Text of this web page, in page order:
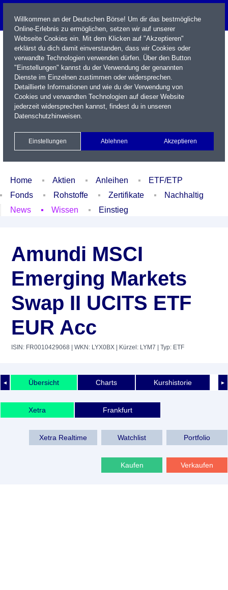
Name / WKN / ISIN / Kürzel
Xetra Realtime
Watchlist Portfolio Login
Home Aktien Anleihen
ETF/ETP
Fonds
Rohstoffe Zertifikate
Nachhaltig
News
Wissen Einstieg
Amundi MSCI
Emerging Markets
Swap II UCITS ETF
EUR Acc
ISIN: FR0010429068 | WKN: LYX0BX | Kürzel: LYM7 | Typ: ETF
◄ ►
Übersicht Charts Kurshistorie
Xetra Frankfurt
Xetra Realtime Watchlist Portfolio
Kaufen Verkaufen
Willkommen an der Deutschen Börse! Um dir das bestmögliche
Online-Erlebnis zu ermöglichen, setzen wir auf unserer
Webseite Cookies ein. Mit dem Klicken auf "Akzeptieren"
erklärst du dich damit einverstanden, dass wir Cookies oder
verwandte Technologien verwenden dürfen. Über den Button
"Einstellungen" kannst du der Verwendung der genannten
Dienste im Einzelnen zustimmen oder widersprechen.
Detaillierte Informationen und wie du der Verwendung von
Cookies und verwandten Technologien auf dieser Website
jederzeit widersprechen kannst, findest du in unseren
Datenschutzhinweisen.
Einstellungen Ablehnen Akzeptieren